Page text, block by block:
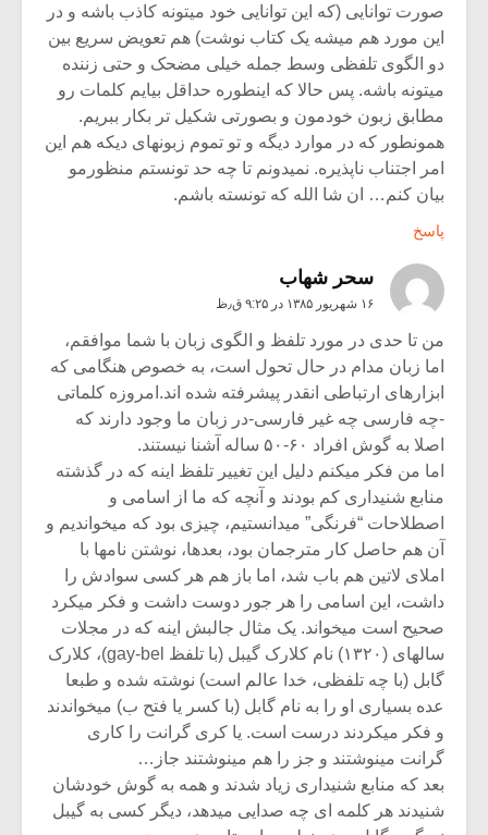
صورت توانایی (که این توانایی خود میتونه کاذب باشه و در
این مورد هم میشه یک کتاب نوشت) هم تعویض سریع بین
دو الگوی تلفظی وسط جمله خیلی مضحک و حتی زننده
میتونه باشه. پس حالا که اینطوره حداقل بیایم کلمات رو
مطابق زبون خودمون و بصورتی شکیل تر بکار ببریم.
همونطور که در موارد دیگه و تو تموم زبونهای دیکه هم این
امر اجتناب ناپذیره. نمیدونم تا چه حد تونستم منظورمو
بیان کنم… ان شا الله که تونسته باشم.
پاسخ
سحر شهاب
۱۶ شهریور ۱۳۸۵ در ۹:۲۵ ق٫ظ
من تا حدی در مورد تلفظ و الگوی زبان با شما موافقم،
اما زبان مدام در حال تحول است، به خصوص هنگامی که
ابزارهای ارتباطی انقدر پیشرفته شده اند.امروزه کلماتی
-چه فارسی چه غیر فارسی-در زبان ما وجود دارند که
اصلا به گوش افراد ۶۰-۵۰ ساله آشنا نیستند.
اما من فکر میکنم دلیل این تغییر تلفظ اینه که در گذشته
منابع شنیداری کم بودند و آنچه که ما از اسامی و
اصطلاحات “فرنگی” میدانستیم، چیزی بود که میخواندیم و
آن هم حاصل کار مترجمان بود، بعدها، نوشتن نامها با
املای لاتین هم باب شد، اما باز هم هر کسی سوادش را
داشت، این اسامی را هر جور دوست داشت و فکر میکرد
صحیح است میخواند. یک مثال جالبش اینه که در مجلات
سالهای (۱۳۲۰) نام کلارک گیبل (با تلفظ gay-bel)، کلارک
گابل (با چه تلفظی، خدا عالم است) نوشته شده و طبعا
عده بسیاری او را به نام گابل (با کسر یا فتح ب) میخواندند
و فکر میکردند درست است. یا کری گرانت را کاری
گرانت مینوشتند و جز را هم مینوشتند جاز…
بعد که منابع شنیداری زیاد شدند و همه به گوش خودشان
شنیدند هر کلمه ای چه صدایی میدهد، دیگر کسی به گیبل